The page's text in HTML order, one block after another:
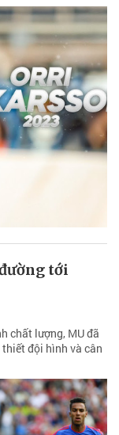
tới
chất lượng, MU đã
đội hình và cân